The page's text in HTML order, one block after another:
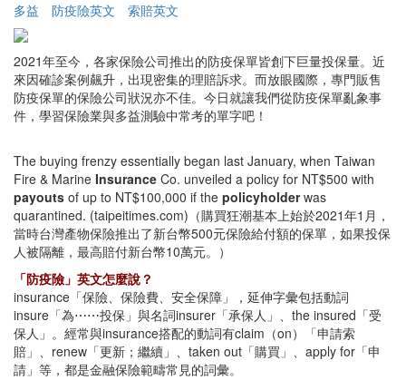
多益
防疫險英文 索賠英文
2021年至今，各家保險公司推出的防疫保單皆創下巨量投保量。近
來因確診案例飆升，出現密集的理賠訴求。而放眼國際，專門販售
防疫保單的保險公司狀況亦不佳。今日就讓我們從防疫保單亂象事
件，學習保險業與多益測驗中常考的單字吧！
The buying frenzy essentially began last January, when Taiwan
Fire & Marine Insurance Co. unveiled a policy for NT$500 with
payouts of up to NT$100,000 if the policyholderwas
quarantined. (taipeitimes.com)（購買狂潮基本上始於2021年1月，
當時台灣產物保險推出了新台幣500元保險給付額的保單，如果投保
人被隔離，最高賠付新台幣10萬元。）
「防疫險」英文怎麼說？
insurance「保險、保險費、安全保障」，延伸字彙包括動詞
insure「為⋯⋯投保」與名詞insurer「承保人」、the insured「受
保人」。經常與insurance搭配的動詞有claim（on）「申請索
賠」、renew「更新；繼續」、taken out「購買」、apply for「申
請」等，都是金融保險範疇常見的詞彙。